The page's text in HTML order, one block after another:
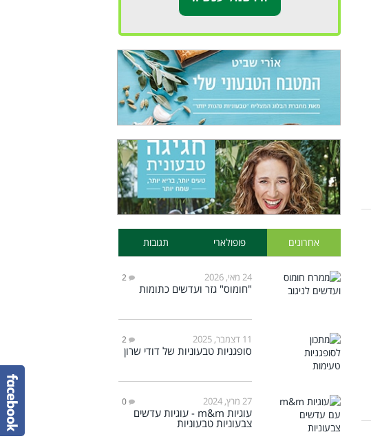
אחרונים פופולארי תגובות
24 מאי, 2026 2
"חומוס" גזר ועדשים כתומות
11 דצמבר, 2025 2
סופגניות טבעוניות של דודי שרון
27 מרץ, 2024 0
עוגיות m&m - עוגיות עדשים
צבעוניות טבעוניות